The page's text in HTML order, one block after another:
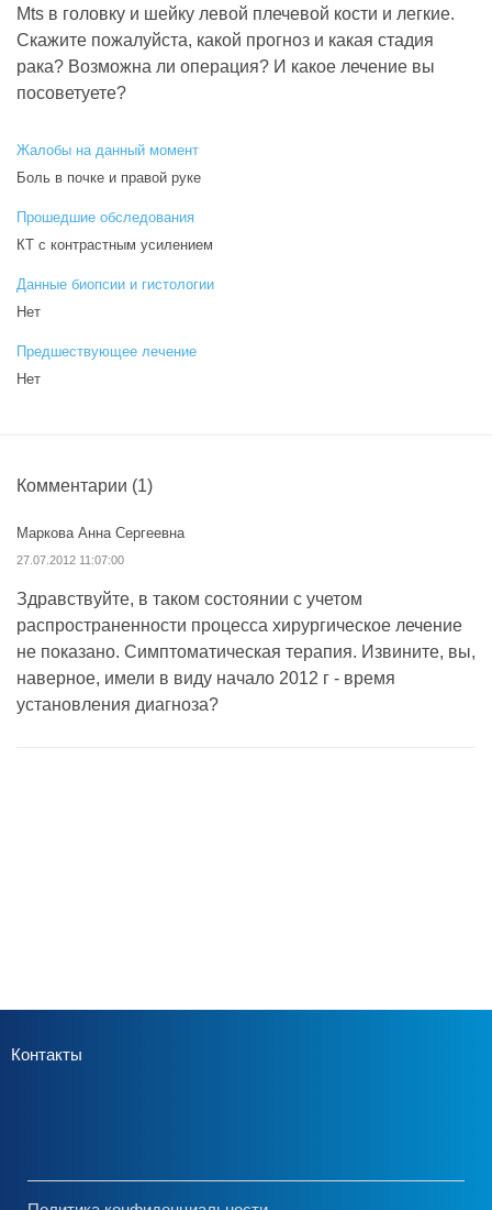
Mts в головку и шейку левой плечевой кости и легкие.
Скажите пожалуйста, какой прогноз и какая стадия
рака? Возможна ли операция? И какое лечение вы
посоветуете?
Жалобы на данный момент
Боль в почке и правой руке
Прошедшие обследования
КТ с контрастным усилением
Данные биопсии и гистологии
Нет
Предшествующее лечение
Нет
Комментарии (1)
Маркова Анна Сергеевна
27.07.2012 11:07:00
Здравствуйте, в таком состоянии с учетом
распространенности процесса хирургическое лечение
не показано. Симптоматическая терапия. Извините, вы,
наверное, имели в виду начало 2012 г - время
установления диагноза?
Контакты